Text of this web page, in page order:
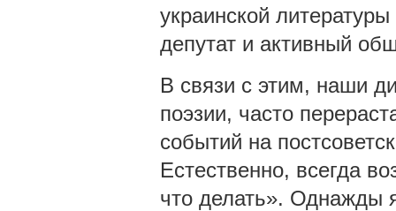
украинской
депутат и активный
В связи с этим, наши
поэзии, часто
событий на
Естественно, всегда
что делать». Однажды